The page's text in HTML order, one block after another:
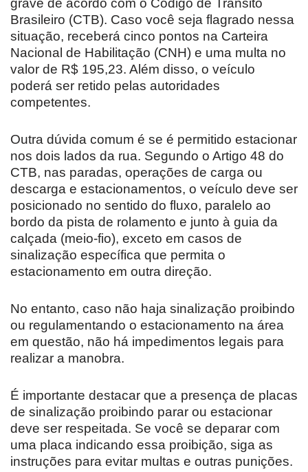
grave de acordo com o Código de Trânsito
Brasileiro (CTB). Caso você seja flagrado nessa
situação, receberá cinco pontos na Carteira
Nacional de Habilitação (CNH) e uma multa no
valor de R$ 195,23. Além disso, o veículo
poderá ser retido pelas autoridades
competentes.
Outra dúvida comum é se é permitido estacionar
nos dois lados da rua. Segundo o Artigo 48 do
CTB, nas paradas, operações de carga ou
descarga e estacionamentos, o veículo deve ser
posicionado no sentido do fluxo, paralelo ao
bordo da pista de rolamento e junto à guia da
calçada (meio-fio), exceto em casos de
sinalização específica que permita o
estacionamento em outra direção.
No entanto, caso não haja sinalização proibindo
ou regulamentando o estacionamento na área
em questão, não há impedimentos legais para
realizar a manobra.
É importante destacar que a presença de placas
de sinalização proibindo parar ou estacionar
deve ser respeitada. Se você se deparar com
uma placa indicando essa proibição, siga as
instruções para evitar multas e outras punições.